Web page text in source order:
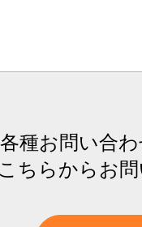
各種お問い合
こちらからお問